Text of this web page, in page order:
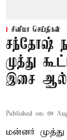
சினிமா செய்திகள்
சந்தோஷ்
முத்து
இசை
Published on: 09
மன்னர்